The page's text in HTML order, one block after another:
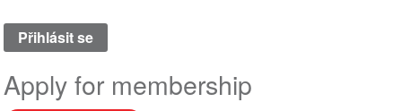
Apply for membership